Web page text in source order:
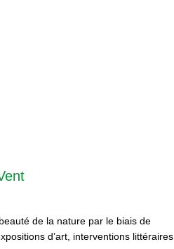
de la nature par le biais de
d’art, interventions littéraires,